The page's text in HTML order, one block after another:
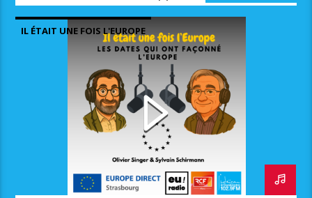
IL ÉTAIT UNE FOIS L'EUROPE